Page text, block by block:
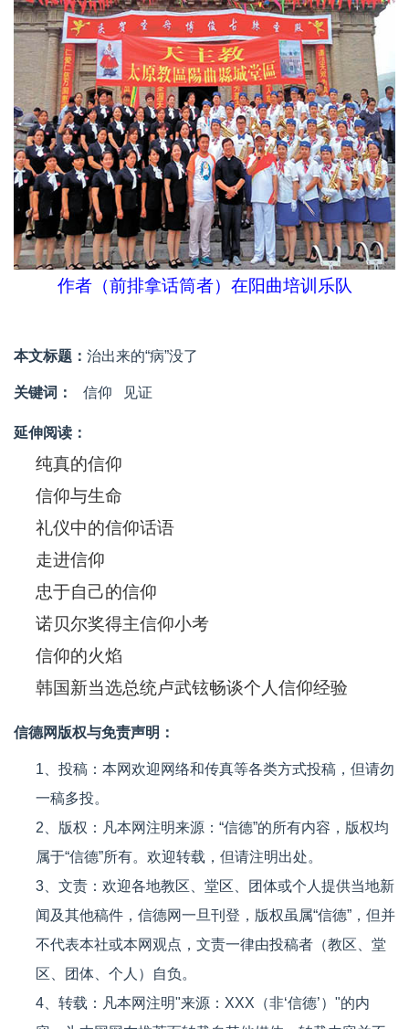
作者（前排拿话筒者）在阳曲培训乐队
本文标题： 治出来的“病”没了
关键词： 信仰 见证
延伸阅读：
纯真的信仰
信仰与生命
礼仪中的信仰话语
走进信仰
忠于自己的信仰
诺贝尔奖得主信仰小考
信仰的火焰
韩国新当选总统卢武铉畅谈个人信仰经验
信德网版权与免责声明：
1、投稿：本网欢迎网络和传真等各类方式投稿，但请勿
一稿多投。
2、版权：凡本网注明来源：“信德”的所有内容，版权均
属于“信德”所有。欢迎转载，但请注明出处。
3、文责：欢迎各地教区、堂区、团体或个人提供当地新
闻及其他稿件，信德网一旦刊登，版权虽属“信德”，但并
不代表本社或本网观点，文责一律由投稿者（教区、堂
区、团体、个人）自负。
4、转载：凡本网注明"来源：XXX（非‘信德’）"的内